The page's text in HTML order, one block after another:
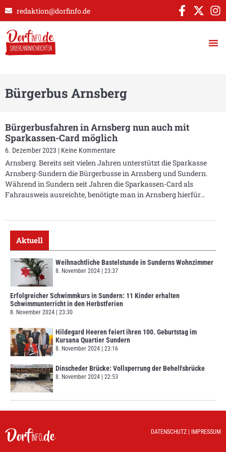
redaktion@dorfinfo.de
Bürgerbus Arnsberg
Bürgerbusfahren in Arnsberg nun auch mit
Sparkassen-Card möglich
6. Dezember 2023 Keine Kommentare
Arnsberg. Bereits seit vielen Jahren unterstützt die Sparkasse
Arnsberg-Sundern die Bürgerbusse in Arnsberg und Sundern.
Während in Sundern seit Jahren die Sparkassen-Card als
Fahrausweis ausreichte, benötigte man in Arnsberg hierfür
Aktuell
Weihnachtliche Bastelstunde in Sunderns Wohnzimmer
8. November 2024 23:37
Erfolgreicher Schwimmkurs in Sundern: 11 Kinder erhalten
Schwimmunterricht in den Herbstferien
8. November 2024 23:30
Hildegard Heeren feiert ihren 100. Geburtstag im
Kursana Quartier Sundern
8. November 2024 23:16
Dinscheder Brücke: Vollsperrung der Behelfsbrücke
8. November 2024 22:53
DATENSCHUTZ IMPRESSUM